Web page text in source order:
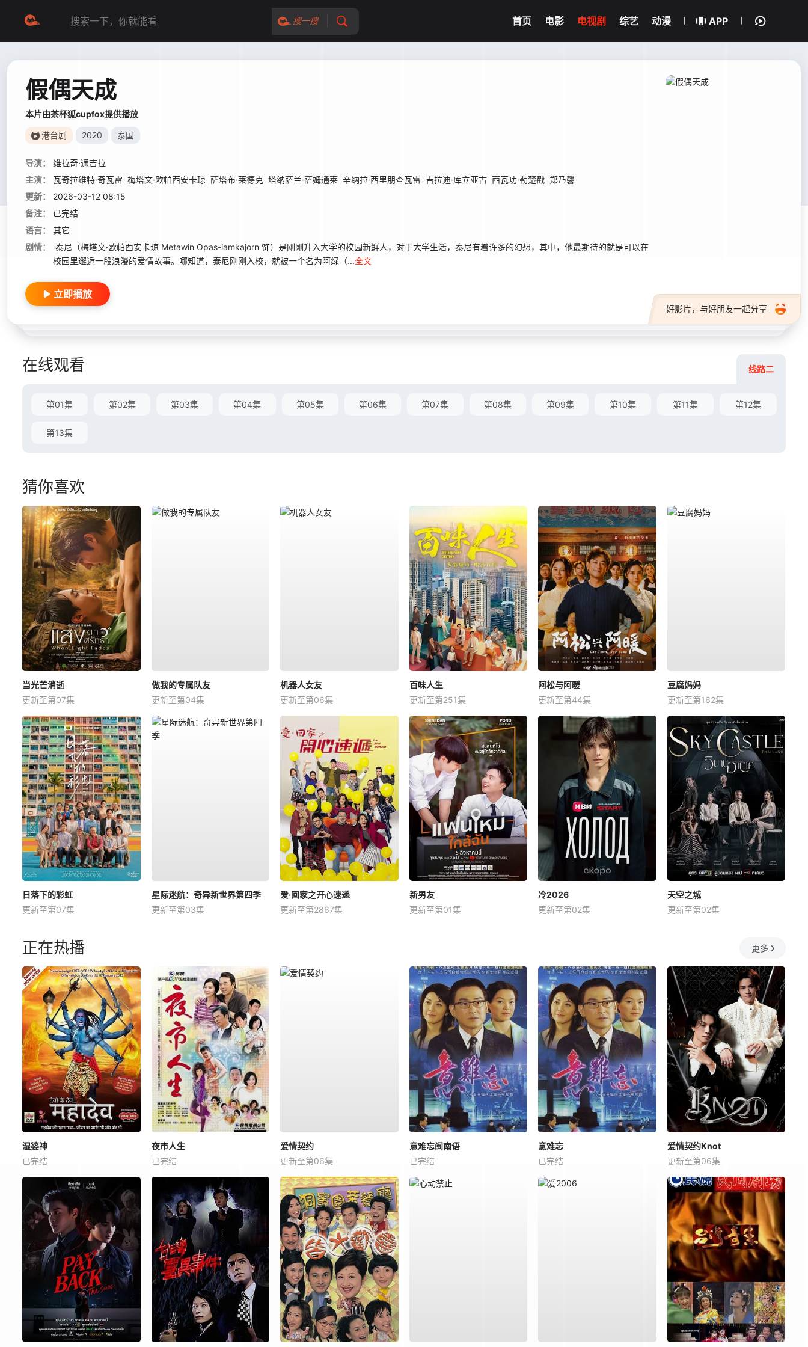
搜一搜 首页 电影 电视剧 综艺 动漫 APP
假偶天成
本片由茶杯狐cupfox提供播放
港台剧 2020 泰国
导演：
维拉奇·通吉拉
主演：
瓦奇拉维特·奇瓦雷 梅塔文·欧帕西安卡琼 萨塔布·莱德克 塔纳萨兰·萨姆通莱 辛纳拉·西里朋查瓦雷 吉拉迪·库立亚古 西瓦功·勒楚戳 郑乃馨
更新：
2026-03-12 08:15
备注：
已完结
语言：
其它
剧情：
泰尼（梅塔文·欧帕西安卡琼 Metawin Opas-iamkajorn 饰）是刚刚升入大学的校园新鲜人，对于大学生活，泰尼有着许多的幻想，其中，他最期待的就是可以在
校园里邂逅一段浪漫的爱情故事。哪知道，泰尼刚刚入校，就被一个名为阿绿（...全文
好影片，与好朋友一起分享
立即播放
在线观看 线路二
第01集 第02集 第03集 第04集 第05集 第06集 第07集 第08集 第09集 第10集 第11集 第12集
第13集
猜你喜欢
当光芒消逝
更新至第07集
做我的专属队友
更新至第04集
机器人女友
更新至第06集
百味人生
更新至第251集
阿松与阿暖
更新至第44集
豆腐妈妈
更新至第162集
日落下的彩虹
更新至第07集
星际迷航：奇异新世界第四季
更新至第03集
爱·回家之开心速递
更新至第2867集
新男友
更新至第01集
冷2026
更新至第02集
天空之城
更新至第02集
正在热播 更多
湿婆神
已完结
夜市人生
已完结
爱情契约
更新至第06集
意难忘闽南语
已完结
意难忘
已完结
爱情契约Knot
更新至第06集